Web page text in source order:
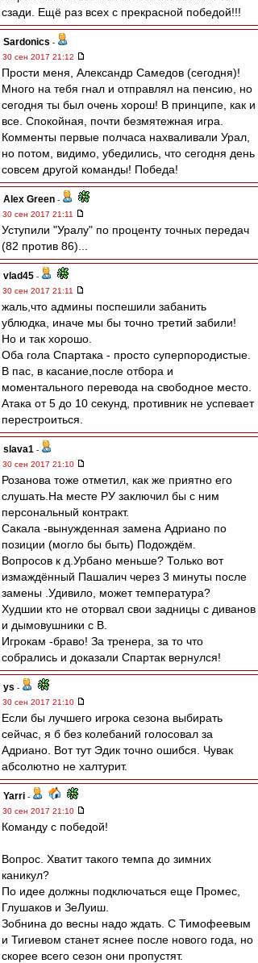
сзади. Ещё раз всех с прекрасной победой!!!
Sardonics -
30 сен 2017 21:12
Прости меня, Александр Самедов (сегодня)!
Много на тебя гнал и отправлял на пенсию, но
сегодня ты был очень хорош! В принципе, как и
все. Спокойная, почти безмятежная игра.
Комменты первые полчаса нахваливали Урал,
но потом, видимо, убедились, что сегодня день
совсем другой команды! Победа!
Alex Green -
30 сен 2017 21:11
Уступили "Уралу" по проценту точных передач
(82 против 86)...
vlad45 -
30 сен 2017 21:11
жаль,что админы поспешили забанить
ублюдка, иначе мы бы точно третий забили!
Но и так хорошо.
Оба гола Спартака - просто суперпородистые.
В пас, в касание,после отбора и
моментального перевода на свободное место.
Атака от 5 до 10 секунд, противник не успевает
перестроиться.
slava1 -
30 сен 2017 21:10
Розанова тоже отметил, как же приятно его
слушать.На месте РУ заключил бы с ним
персональный контракт.
Сакала -вынужденная замена Адриано по
позиции (могло бы быть) Подождём.
Вопросов к д.Урбано меньше? Только вот
измаждённый Пашалич через 3 минуты после
замены .Удивило, может температура?
Худшии кто не оторвал свои задницы с диванов
и дымовушники с B.
Игрокам -браво! За тренера, за то что
собрались и доказали Спартак вернулся!
ys -
30 сен 2017 21:10
Если бы лучшего игрока сезона выбирать
сейчас, я б без колебаний голосовал за
Адриано. Вот тут Эдик точно ошибся. Чувак
абсолютно не халтурит.
Yarri -
30 сен 2017 21:10
Команду с победой!
Вопрос. Хватит такого темпа до зимних
каникул?
По идее должны подключаться еще Промес,
Глушаков и ЗеЛуиш.
Зобнина до весны надо ждать. С Тимофеевым
и Тигиевом станет яснее после нового года, но
скорее всего сезон они пропустят.